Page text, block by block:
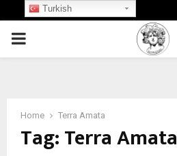
PRIMARY
Home Terra Amata
Tag:Terra Amata
Turkish